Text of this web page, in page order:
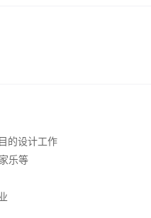
的设计工作
乐等